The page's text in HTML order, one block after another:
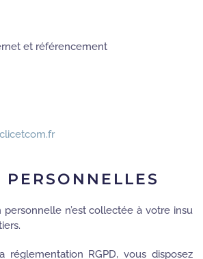
et référencement
PERSONNELLES
n’est collectée à votre insu
réglementation RGPD, vous disposez